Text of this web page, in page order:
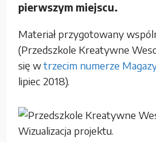
pierwszym miejscu.
Materiał przygotowany
(Przedszkole Kreatywne
się wtrzecim numerze
lipiec 2018).